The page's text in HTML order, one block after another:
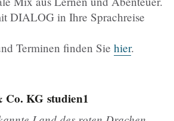
DIALOG in Ihre Sprachreise
Terminen finden Sie hier.
Co. KG studien1